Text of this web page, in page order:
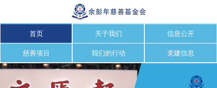
首页 关于我们 信息公开
慈善项目 我们的行动 党建信息